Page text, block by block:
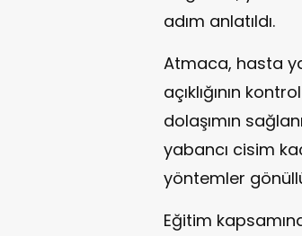
adım anlatıldı.
Atmaca, hasta
açıklığının
dolaşımın
yabancı cisim
yöntemler
Eğitim